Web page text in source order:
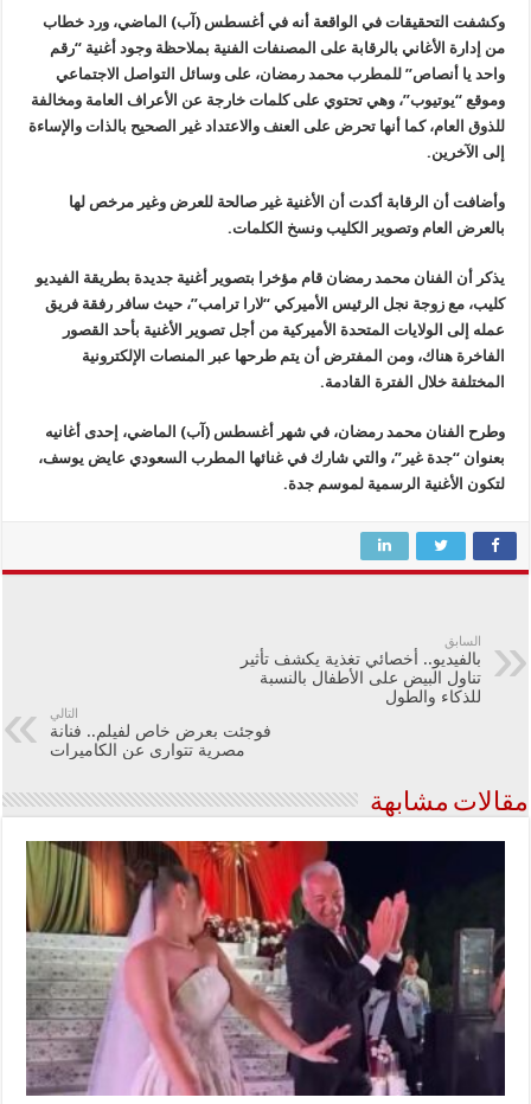
وكشفت التحقيقات في الواقعة أنه في أغسطس (آب) الماضي، ورد خطاب
من إدارة الأغاني بالرقابة على المصنفات الفنية بملاحظة وجود أغنية “رقم
واحد يا أنصاص” للمطرب محمد رمضان، على وسائل التواصل الاجتماعي
وموقع “يوتيوب”، وهي تحتوي على كلمات خارجة عن الأعراف العامة ومخالفة
للذوق العام، كما أنها تحرض على العنف والاعتداد غير الصحيح بالذات والإساءة
إلى الآخرين.
وأضافت أن الرقابة أكدت أن الأغنية غير صالحة للعرض وغير مرخص لها
بالعرض العام وتصوير الكليب ونسخ الكلمات.
يذكر أن الفنان محمد رمضان قام مؤخرا بتصوير أغنية جديدة بطريقة الفيديو
كليب، مع زوجة نجل الرئيس الأميركي “لارا ترامب”، حيث سافر رفقة فريق
عمله إلى الولايات المتحدة الأميركية من أجل تصوير الأغنية بأحد القصور
الفاخرة هناك، ومن المفترض أن يتم طرحها عبر المنصات الإلكترونية
المختلفة خلال الفترة القادمة.
وطرح الفنان محمد رمضان، في شهر أغسطس (آب) الماضي، إحدى أغانيه
بعنوان “جدة غير”، والتي شارك في غنائها المطرب السعودي عايض يوسف،
لتكون الأغنية الرسمية لموسم جدة.
السابق
بالفيديو.. أخصائي تغذية يكشف تأثير
تناول البيض على الأطفال بالنسبة
للذكاء والطول
التالي
فوجئت بعرض خاص لفيلم.. فنانة
مصرية تتوارى عن الكاميرات
مقالات مشابهة